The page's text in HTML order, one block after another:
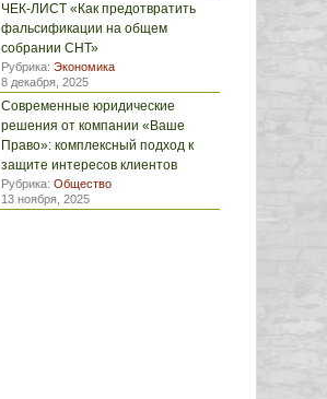
ЧЕК-ЛИСТ «Как предотвратить
фальсификации на общем
собрании СНТ»
Рубрика: Экономика
8 декабря, 2025
Современные юридические
решения от компании «Ваше
Право»: комплексный подход к
защите интересов клиентов
Рубрика: Общество
13 ноября, 2025